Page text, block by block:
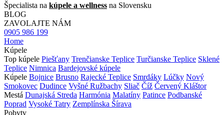
Špecialista na kúpele a wellness na Slovensku
BLOG
ZAVOLAJTE NÁM
0905 986 199
Home
Kúpele
Top kúpele Piešťany Trenčianske Teplice Turčianske Teplice Sklené
Teplice Nimnica Bardejovské kúpele
Kúpele Bojnice Brusno Rajecké Teplice Smrdáky Lúčky Nový
Smokovec Dudince Vyšné Ružbachy Sliač Číž Červený Kláštor
Mestá Dunajská Streda Harmónia Malatíny Patince Podbanské
Poprad Vysoké Tatry Zemplínska Šírava
Pobyty